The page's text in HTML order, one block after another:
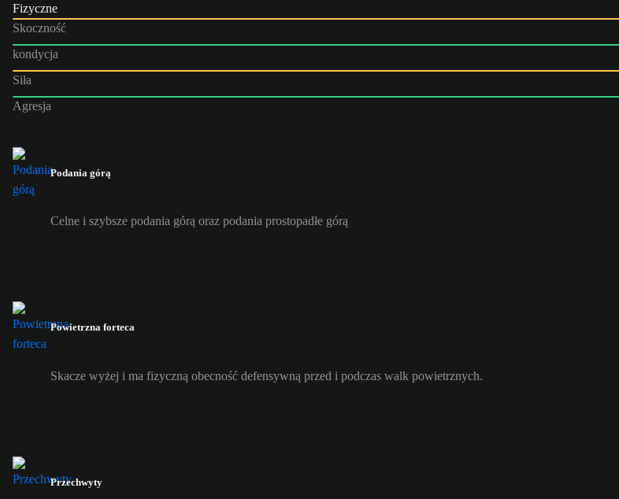
Fizyczne
Skoczność
kondycja
Siła
Agresja
Podania górą
Celne i szybsze podania górą oraz podania prostopadłe górą
Powietrzna forteca
Skacze wyżej i ma fizyczną obecność defensywną przed i podczas walk powietrznych.
Przechwyty